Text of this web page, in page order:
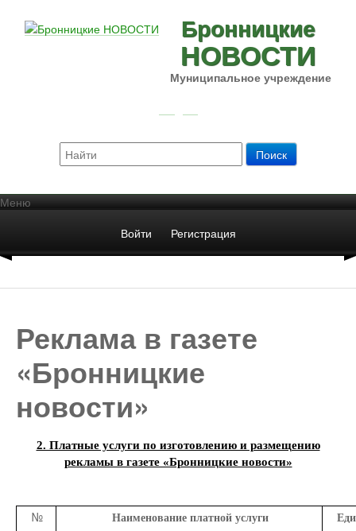
Бронницкие
НОВОСТИ
Муниципальное учреждение
Меню
Войти
Регистрация
Реклама в газете
«Бронницкие
новости»
2. Платные услуги по изготовлению и размещению
рекламы в газете «Бронницкие новости»
№ Наименование платной услуги